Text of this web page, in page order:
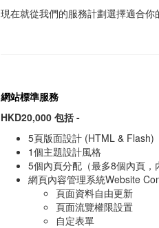
現在就從我們的服務計劃選擇適合你
網站標準服務
HKD20,000 包括 -
5頁版面設計 (HTML & Flash)
1個主題設計風格
5個內頁分配（最多8個內頁，
網頁內容管理系統Website
頁面資料自由更新
頁面流覽權限設置
自定表單